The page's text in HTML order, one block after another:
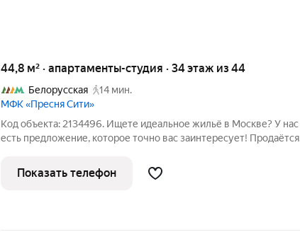
44,8 м² · апартаменты-студия · 34 этаж из 44
Белорусская
14 мин.
МФК «Пресня Сити»
Код объекта: 2134496. Ищете идеальное жильё в Москве? У нас
есть предложение, которое точно вас заинтересует! Продаётся
бизнес-класса Пресня Сити, застройщик MR Group. Квартира
Показать телефон